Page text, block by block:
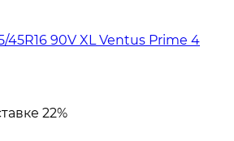
90V XL Ventus Prime 4
22%